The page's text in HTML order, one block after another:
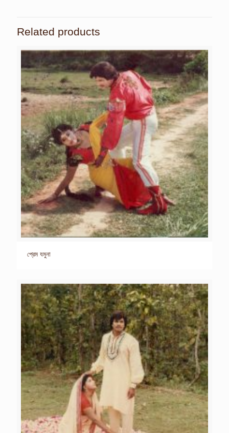
Related products
প্রেম যমুনা